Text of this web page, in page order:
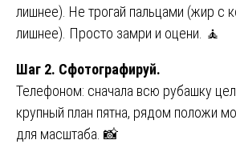
лишнее). Не трогай пальцами (жир с
лишнее). Просто замри и оцени. 🧘
Шаг 2. Сфотографируй.
Телефоном: сначала всю рубашку
крупный план пятна, рядом положи
для масштаба. 📸